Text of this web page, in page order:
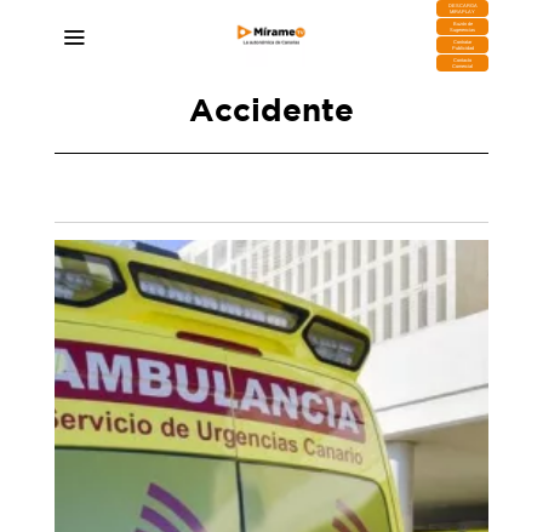
DESCARGA
MIRAPLAY
Buzón de
Sugerencias
Contratar
Publicidad
Contacto
Comercial
Accidente
Un motorista, en estado crítico tras una caída
en San Miguel de Abona
25/06/2026